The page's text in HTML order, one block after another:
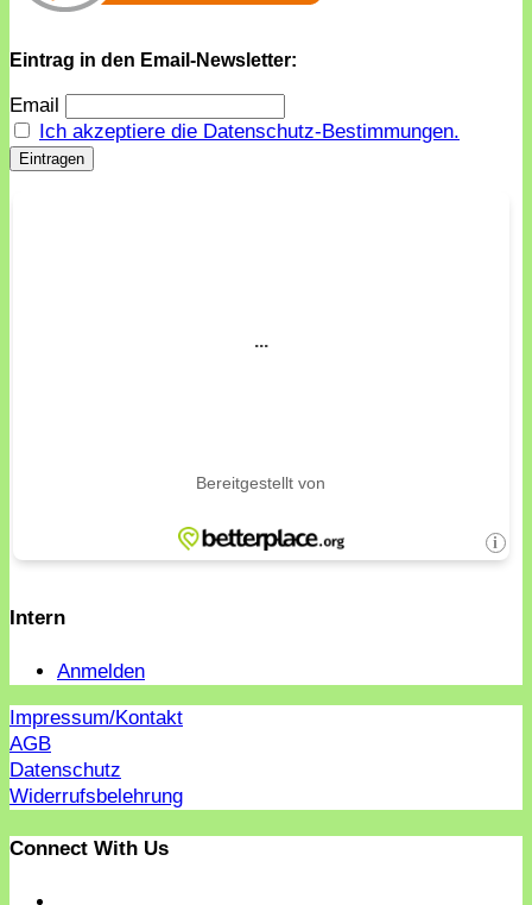
Eintrag in den Email-Newsletter:
Email
Ich akzeptiere die Datenschutz-Bestimmungen.
Intern
Anmelden
Impressum/Kontakt
AGB
Datenschutz
Widerrufsbelehrung
Connect With Us